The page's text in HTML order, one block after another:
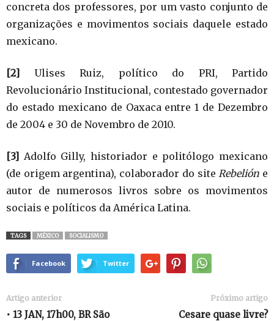
concreta dos professores, por um vasto conjunto de
organizações e movimentos sociais daquele estado
mexicano.
[2]
Ulises Ruiz, político do PRI, Partido
Revolucionário Institucional, contestado governador
do estado mexicano de Oaxaca entre 1 de Dezembro
de 2004 e 30 de Novembro de 2010.
[3] Adolfo Gilly, historiador e politólogo mexicano
(de origem argentina), colaborador do siteRebelión e
autor de numerosos livros sobre os movimentos
sociais e políticos da América Latina.
TAGS MÉXICO SOCIALISMO
Facebook Twitter
Artigo anterior
• 13 JAN, 17h00, BR São
Próximo artigo
Cesare quase livre?